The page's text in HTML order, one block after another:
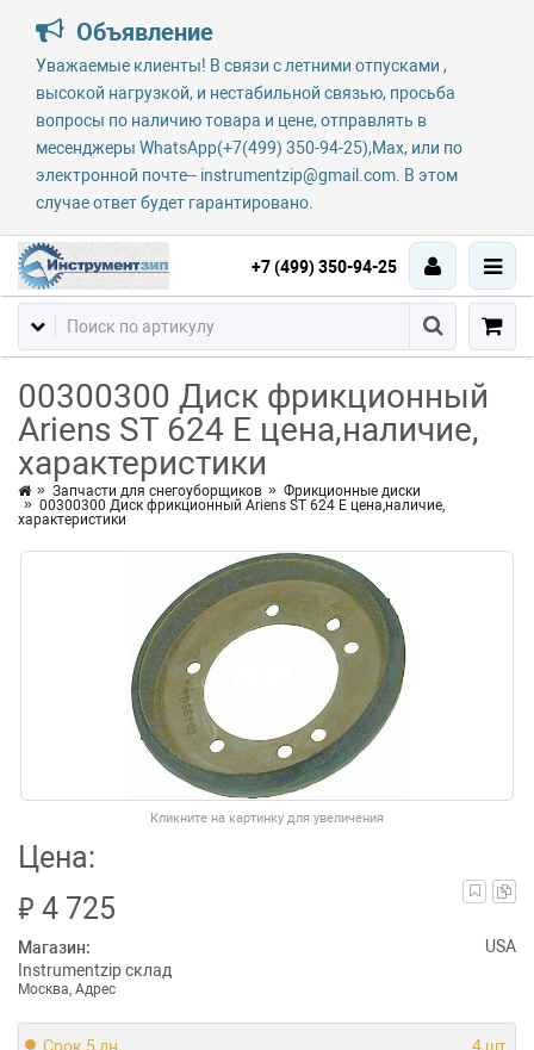
Объявление
Уважаемые клиенты! В связи с летними отпусками ,
высокой нагрузкой, и нестабильной связью, просьба
вопросы по наличию товара и цене, отправлять в
месенджеры WhatsApp(+7(499) 350-94-25),Max, или по
электронной почте-- instrumentzip@gmail.com. В этом
случае ответ будет гарантировано.
+7 (499) 350-94-25
00300300 Диск фрикционный
Ariens ST 624 E цена,наличие,
характеристики
Запчасти для снегоуборщиков
Фрикционные диски
00300300 Диск фрикционный Ariens ST 624 E цена,наличие,
характеристики
Кликните на картинку для увеличения
Цена:
₽ 4 725
Магазин:
Instrumentzip склад
Москва, Адрес
USA